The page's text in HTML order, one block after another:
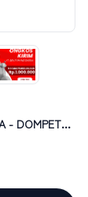
- DOMPET...